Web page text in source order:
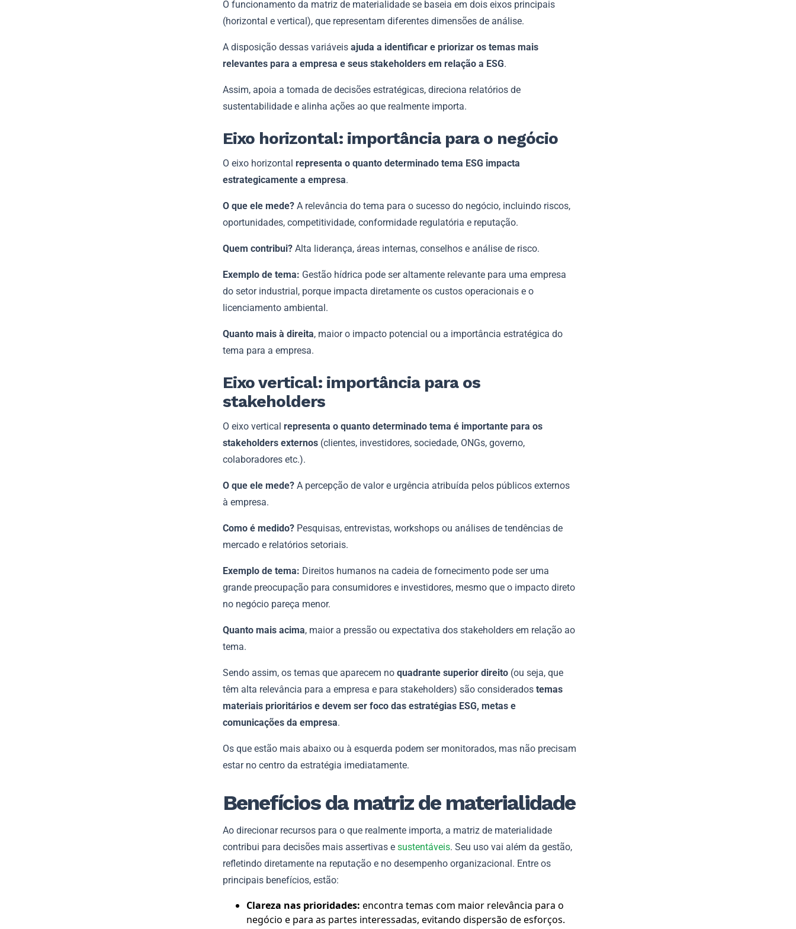
O funcionamento da matriz de materialidade se baseia em dois eixos principais
(horizontal e vertical), que representam diferentes dimensões de análise.
A disposição dessas variáveis ajuda a identificar e priorizar os temas mais
relevantes para a empresa e seus stakeholders em relação a ESG.
Assim, apoia a tomada de decisões estratégicas, direciona relatórios de
sustentabilidade e alinha ações ao que realmente importa.
Eixo horizontal: importância para o negócio
O eixo horizontal representa o quanto determinado tema ESG impacta
estrategicamente a empresa.
O que ele mede? A relevância do tema para o sucesso do negócio, incluindo riscos,
oportunidades, competitividade, conformidade regulatória e reputação.
Quem contribui? Alta liderança, áreas internas, conselhos e análise de risco.
Exemplo de tema: Gestão hídrica pode ser altamente relevante para uma empresa
do setor industrial, porque impacta diretamente os custos operacionais e o
licenciamento ambiental.
Quanto mais à direita, maior o impacto potencial ou a importância estratégica do
tema para a empresa.
Eixo vertical: importância para os
stakeholders
O eixo vertical representa o quanto determinado tema é importante para os
stakeholders externos (clientes, investidores, sociedade, ONGs, governo,
colaboradores etc.).
O que ele mede? A percepção de valor e urgência atribuída pelos públicos externos
à empresa.
Como é medido? Pesquisas, entrevistas, workshops ou análises de tendências de
mercado e relatórios setoriais.
Exemplo de tema: Direitos humanos na cadeia de fornecimento pode ser uma
grande preocupação para consumidores e investidores, mesmo que o impacto direto
no negócio pareça menor.
Quanto mais acima, maior a pressão ou expectativa dos stakeholders em relação ao
tema.
Sendo assim, os temas que aparecem no quadrante superior direito (ou seja, que
têm alta relevância para a empresa e para stakeholders) são considerados temas
materiais prioritários e devem ser foco das estratégias ESG, metas e
comunicações da empresa.
Os que estão mais abaixo ou à esquerda podem ser monitorados, mas não precisam
estar no centro da estratégia imediatamente.
Benefícios da matriz de materialidade
Ao direcionar recursos para o que realmente importa, a matriz de materialidade
contribui para decisões mais assertivas e sustentáveis. Seu uso vai além da gestão,
refletindo diretamente na reputação e no desempenho organizacional. Entre os
principais benefícios, estão:
Clareza nas prioridades: encontra temas com maior relevância para o
negócio e para as partes interessadas, evitando dispersão de esforços.